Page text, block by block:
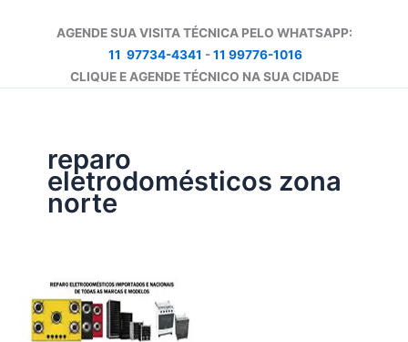
AGENDE SUA VISITA TÉCNICA PELO WHATSAPP:
11 97734-4341 -11 99776-1016
CLIQUE E AGENDE TÉCNICO NA SUA CIDADE
reparo
eletrodomésticos zona
norte